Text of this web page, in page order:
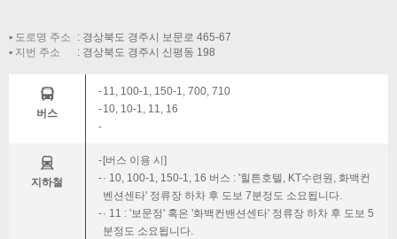
도로명 주소
경상북도 경주시 보문로 465-67
지번 주소
경상북도 경주시 신평동 198
버스
11, 100-1, 150-1, 700, 710
10, 10-1, 11, 16
지하철
[버스 이용 시]
· 10, 100-1, 150-1, 16 버스 : '힐튼호텔, KT수련원, 화백컨
벤션센타' 정류장 하차 후 도보 7분정도 소요됩니다.
· 11 : '보문정' 혹은 '화백컨밴션센타' 정류장 하차 후 도보 5
분정도 소요됩니다.